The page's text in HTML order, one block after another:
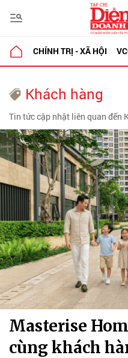
CHÍNH TRỊ - XÃ HỘI
Khách hàng
Tin tức cập nhật liên quan đến
Masterise
cùng khách